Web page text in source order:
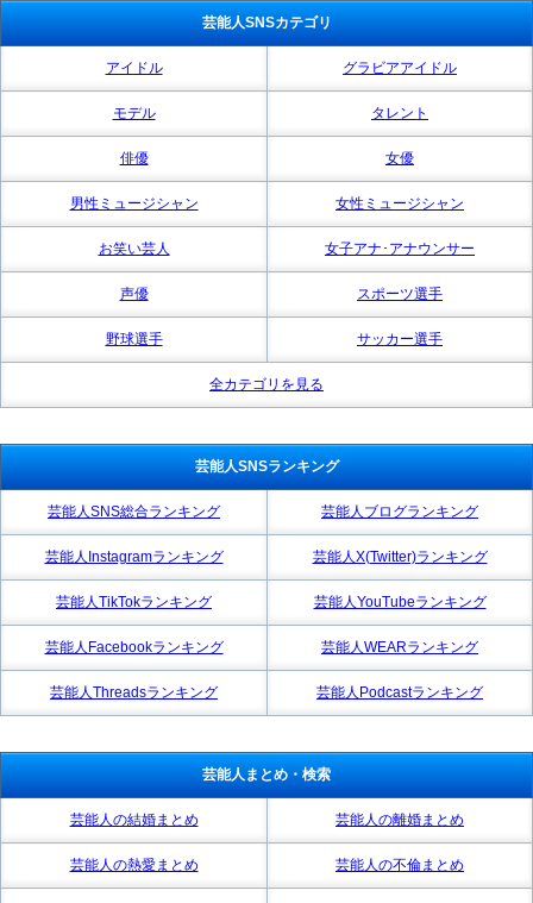
芸能人SNSカテゴリ
アイドル グラビアアイドル
モデル タレント
俳優 女優
男性ミュージシャン 女性ミュージシャン
お笑い芸人 女子アナ･アナウンサー
声優 スポーツ選手
野球選手 サッカー選手
全カテゴリを見る
芸能人SNSランキング
芸能人SNS総合ランキング 芸能人ブログランキング
芸能人Instagramランキング 芸能人X(Twitter)ランキング
芸能人TikTokランキング 芸能人YouTubeランキング
芸能人Facebookランキング 芸能人WEARランキング
芸能人Threadsランキング 芸能人Podcastランキング
芸能人まとめ・検索
芸能人の結婚まとめ 芸能人の離婚まとめ
芸能人の熱愛まとめ 芸能人の不倫まとめ